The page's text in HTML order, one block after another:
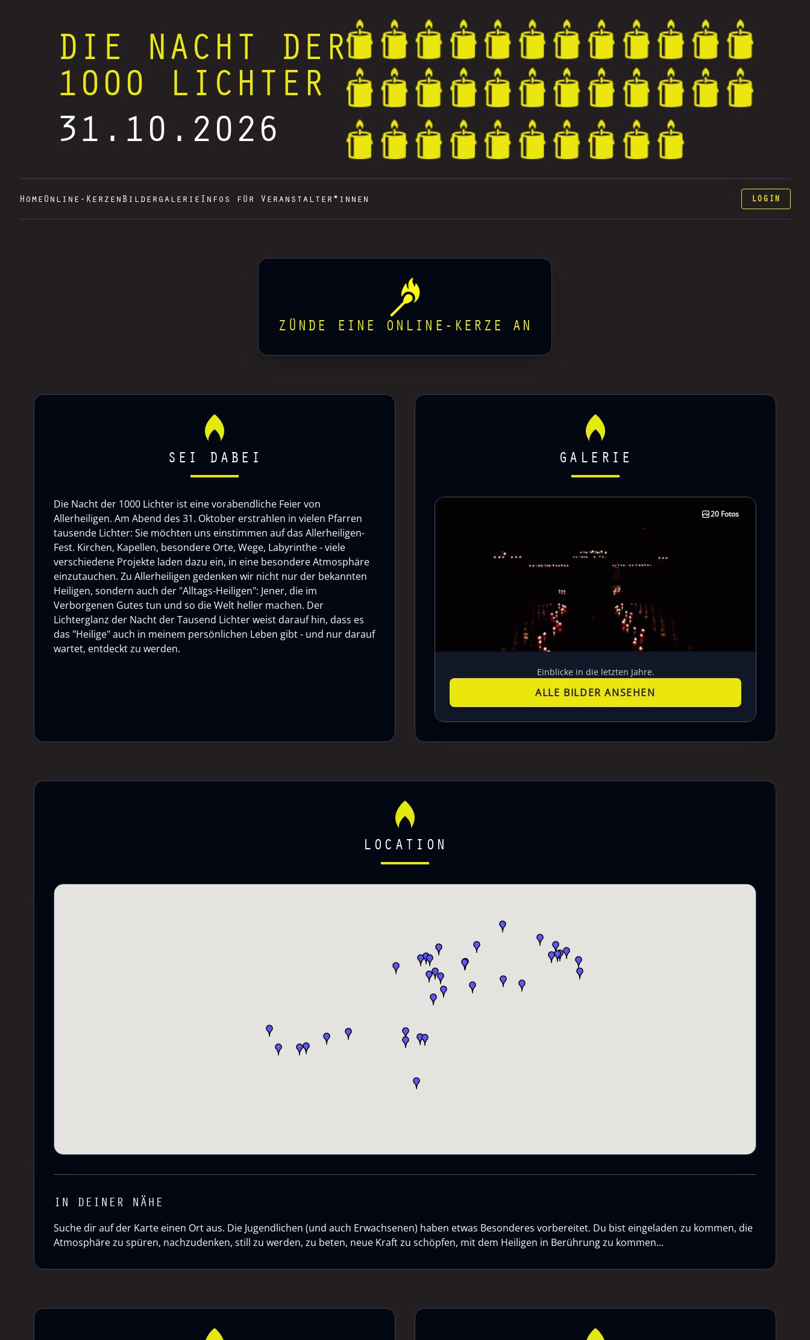
DIE NACHT DER
1000 LICHTER
31.10.2026
HomeOnline-Kerzen Bildergalerie Infos für Veranstalter*innen LOGIN
ZÜNDE EINE ONLINE-KERZE AN
SEI DABEI
Die Nacht der 1000 Lichter ist eine vorabendliche Feier von
Allerheiligen. Am Abend des 31. Oktober erstrahlen in vielen Pfarren
tausende Lichter: Sie möchten uns einstimmen auf das Allerheiligen-
Fest. Kirchen, Kapellen, besondere Orte, Wege, Labyrinthe - viele
verschiedene Projekte laden dazu ein, in eine besondere Atmosphäre
einzutauchen. Zu Allerheiligen gedenken wir nicht nur der bekannten
Heiligen, sondern auch der "Alltags-Heiligen": Jener, die im
Verborgenen Gutes tun und so die Welt heller machen. Der
Lichterglanz der Nacht der Tausend Lichter weist darauf hin, dass es
das "Heilige" auch in meinem persönlichen Leben gibt - und nur darauf
wartet, entdeckt zu werden.
GALERIE
20 Fotos
Einblicke in die letzten Jahre.
ALLE BILDER ANSEHEN
LOCATION
IN DEINER NÄHE
Suche dir auf der Karte einen Ort aus. Die Jugendlichen (und auch Erwachsenen) haben etwas Besonderes vorbereitet. Du bist eingeladen zu kommen, die
Atmosphäre zu spüren, nachzudenken, still zu werden, zu beten, neue Kraft zu schöpfen, mit dem Heiligen in Berührung zu kommen...